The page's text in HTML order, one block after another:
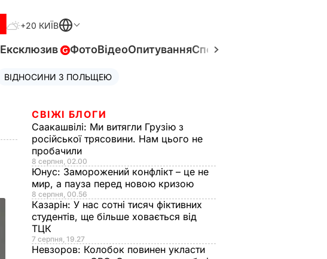
+20 КИЇВ
Ексклюзив ФотоВідеоОпитуванняСпецпроєкти
ВІДНОСИНИ З ПОЛЬЩЕЮ
СВІЖІ БЛОГИ
Саакашвілі: Ми витягли Грузію з
російської трясовини. Нам цього не
пробачили
8 серпня, 02.00
Юнус: Заморожений конфлікт – це не
мир, а пауза перед новою кризою
8 серпня, 00.56
Казарін: У нас сотні тисяч фіктивних
студентів, ще більше ховається від
ТЦК
7 серпня, 19.27
Невзоров: Колобок повинен укласти